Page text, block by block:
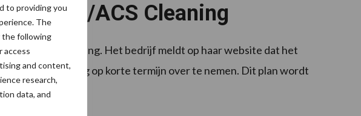
to providing you
The
the following
access
and content,
research,
data, and
One/ACS Cleaning
One/ACS Cleaning. Het bedrijf meldt op haar website dat het
ACS Cleaning op korte termijn over te nemen. Dit plan wordt